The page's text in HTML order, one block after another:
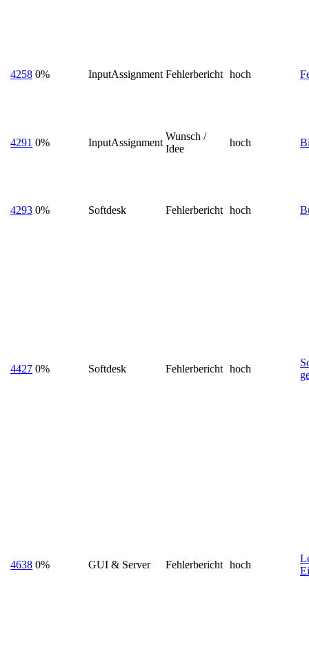
4258 0% InputAssignment Fehlerbericht hoch
4291 0% InputAssignment
Wunsch /
Idee
hoch
4293 0% Softdesk Fehlerbericht hoch
4427 0% Softdesk Fehlerbericht hoch
4638 0% GUI & Server Fehlerbericht hoch